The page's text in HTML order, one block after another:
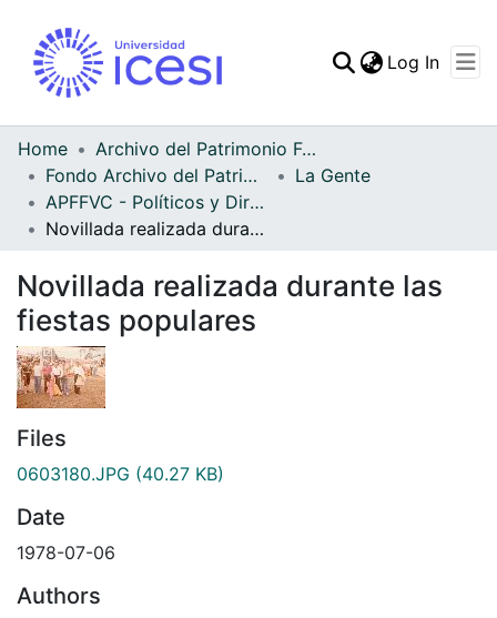
Statistics
Log In
Home
Archivo del Patrimonio Fotográfico y Fílmico del Valle del Cauca
Fondo Archivo del Patrimonio Fotográfico y Fílmico del Valle del Cauca
La Gente
APFFVC - Políticos y Dirigentes - Patrimonial
Novillada realizada durante las fiestas populares
Novillada realizada durante las
fiestas populares
Files
0603180.JPG (40.27 KB)
Date
1978-07-06
Authors